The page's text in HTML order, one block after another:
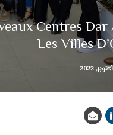
Centres
Les Villes